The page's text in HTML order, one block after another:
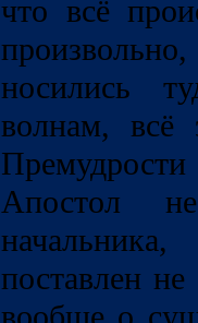
что всё
носились
волнам, всё
Апостол
поставлен